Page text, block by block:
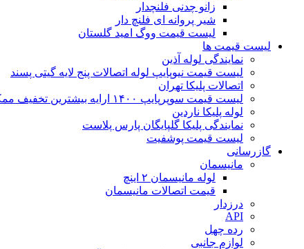
زانو چدنی فلنچدار
شیر پروانه ای فلنچ دار
لیست قیمت ووگ امید گلستان
لیست قیمت ها
نمایندگی لوله آذین
لیست قیمت نیوپایپ لوله اتصالات پنج لایه گیتی پسند
اتصالات پلیکا تهران
لیست قیمت سوپرپایپ ۱۴۰۰ ارایه بیشترین تخفیف ممکن
لوله پلیکا ناردین
نمایندگی پلیکا گلپایگان پارس پلاست
لیست قیمت پوشفیت
گازرسانی
مانیسمان
لوله مانیسمان ۲ اینچ
قیمت اتصالات مانیسمان
درزدار
API
رده چهل
لوازم جانبی